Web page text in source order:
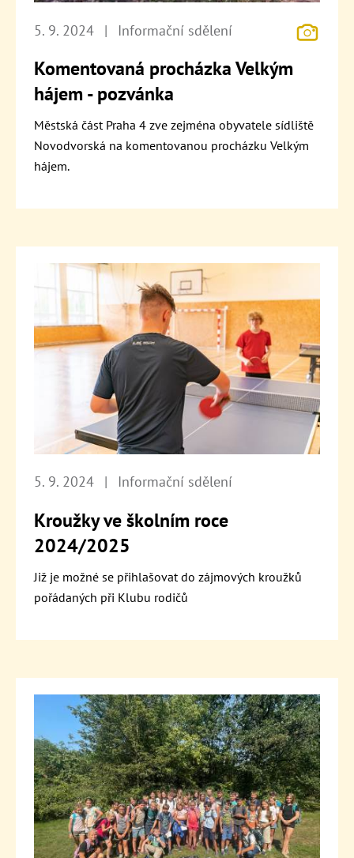
5. 9. 2024 | Informační sdělení
Komentovaná procházka Velkým
hájem - pozvánka
Městská část Praha 4 zve zejména obyvatele sídliště
Novodvorská na komentovanou procházku Velkým
hájem.
5. 9. 2024 | Informační sdělení
Kroužky ve školním roce
2024/2025
Již je možné se přihlašovat do zájmových kroužků
pořádaných při Klubu rodičů